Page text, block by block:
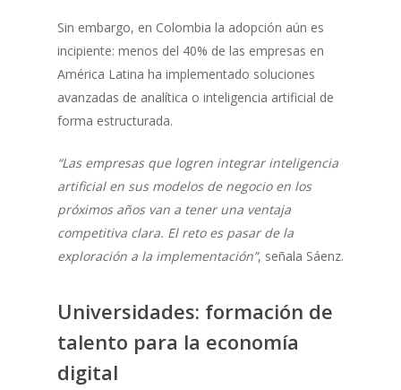
Sin embargo, en Colombia la adopción aún es
incipiente: menos del 40% de las empresas en
América Latina ha implementado soluciones
avanzadas de analítica o inteligencia artificial de
forma estructurada.
“Las empresas que logren integrar inteligencia
artificial en sus modelos de negocio en los
próximos años van a tener una ventaja
competitiva clara. El reto es pasar de la
exploración a la implementación”, señala Sáenz.
Universidades: formación de
talento para la economía
digital